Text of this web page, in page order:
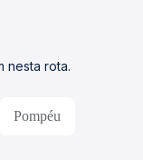
nesta rota.
Pompéu